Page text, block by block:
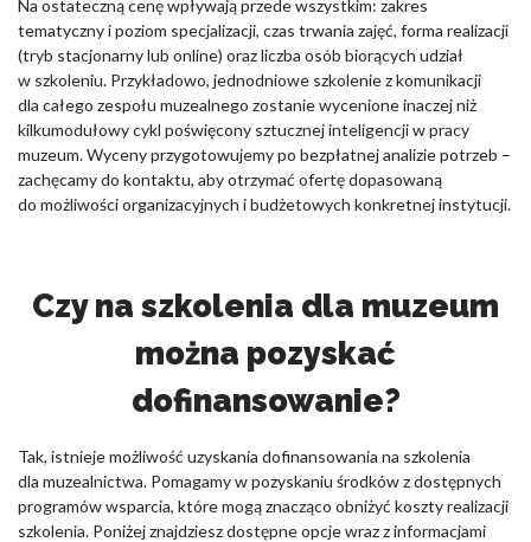
Na ostateczną cenę wpływają przede wszystkim: zakres
tematyczny i poziom specjalizacji, czas trwania zajęć, forma realizacji
(tryb stacjonarny lub online) oraz liczba osób biorących udział
w szkoleniu. Przykładowo, jednodniowe szkolenie z komunikacji
dla całego zespołu muzealnego zostanie wycenione inaczej niż
kilkumodułowy cykl poświęcony sztucznej inteligencji w pracy
muzeum. Wyceny przygotowujemy po bezpłatnej analizie potrzeb –
zachęcamy do kontaktu, aby otrzymać ofertę dopasowaną
do możliwości organizacyjnych i budżetowych konkretnej instytucji.
Czy na szkolenia dla muzeum
można pozyskać
dofinansowanie?
Tak, istnieje możliwość uzyskania dofinansowania na szkolenia
dla muzealnictwa. Pomagamy w pozyskaniu środków z dostępnych
programów wsparcia, które mogą znacząco obniżyć koszty realizacji
szkolenia. Poniżej znajdziesz dostępne opcje wraz z informacjami